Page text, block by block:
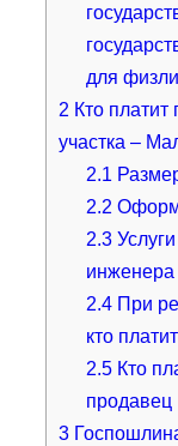
для
2 Кто
участка –
2.1
2.2
2.3
инженера
2.4 При
кто
2.5 Кто
продавец
3Госпошлина